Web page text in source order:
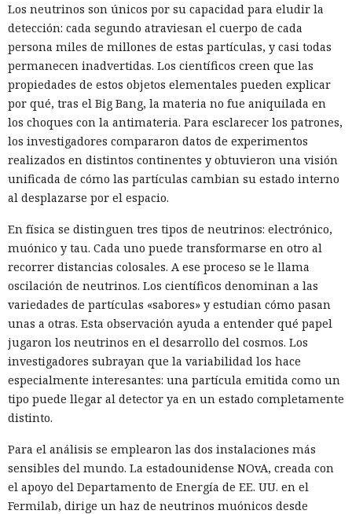
Los neutrinos son únicos por su capacidad para eludir la
detección: cada segundo atraviesan el cuerpo de cada
persona miles de millones de estas partículas, y casi todas
permanecen inadvertidas. Los científicos creen que las
propiedades de estos objetos elementales pueden explicar
por qué, tras el Big Bang, la materia no fue aniquilada en
los choques con la antimateria. Para esclarecer los patrones,
los investigadores compararon datos de experimentos
realizados en distintos continentes y obtuvieron una visión
unificada de cómo las partículas cambian su estado interno
al desplazarse por el espacio.
En física se distinguen tres tipos de neutrinos: electrónico,
muónico y tau. Cada uno puede transformarse en otro al
recorrer distancias colosales. A ese proceso se le llama
oscilación de neutrinos. Los científicos denominan a las
variedades de partículas «sabores» y estudian cómo pasan
unas a otras. Esta observación ayuda a entender qué papel
jugaron los neutrinos en el desarrollo del cosmos. Los
investigadores subrayan que la variabilidad los hace
especialmente interesantes: una partícula emitida como un
tipo puede llegar al detector ya en un estado completamente
distinto.
Para el análisis se emplearon las dos instalaciones más
sensibles del mundo. La estadounidense NOvA, creada con
el apoyo del Departamento de Energía de EE. UU. en el
Fermilab, dirige un haz de neutrinos muónicos desde